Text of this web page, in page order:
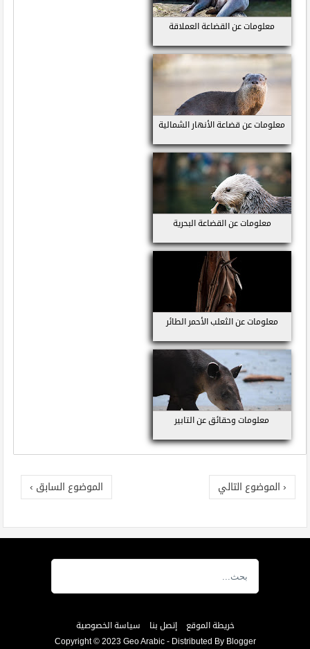
معلومات عن القضاعة العملاقة
معلومات عن قضاعة الأنهار الشمالية
معلومات عن القضاعة البحرية
معلومات عن الثعلب الأحمر الطائر
معلومات وحقائق عن التابير
‹ الموضوع التالي الموضوع السابق ›
خريطة الموقع إتصل بنا
سياسة الخصوصية
Copyright © 2023 Geo Arabic- Distributed By Blogger